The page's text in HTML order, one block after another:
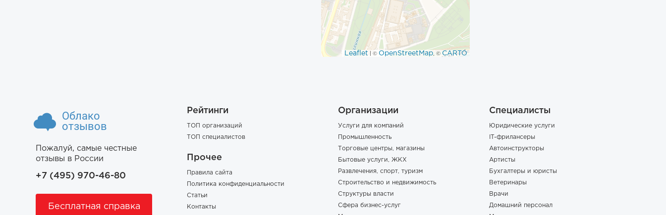
Leaflet | © OpenStreetMap, © CARTO
Облако
отзывов
Пожалуй, самые честные
отзывы в России
+7 (495) 970-46-80
Бесплатная справка
Рейтинги
ТОП организаций
ТОП специалистов
Прочее
Правила сайта
Политика конфиденциальности
Статьи
Контакты
Организации
Услуги для компаний
Промышленность
Торговые центры, магазины
Бытовые услуги, ЖКХ
Развлечения, спорт, туризм
Строительство и недвижимость
Структуры власти
Сфера бизнес-услуг
Специалисты
Юридические услуги
IT-фрилансеры
Автоинструкторы
Артисты
Бухгалтеры и юристы
Ветеринары
Врачи
Домашний персонал